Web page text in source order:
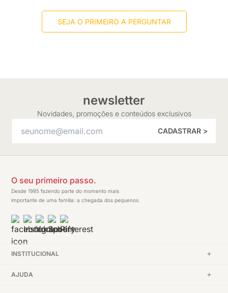
SEJA O PRIMEIRO A PERGUNTAR
newsletter
Novidades, promoções e conteúdos exclusivos
CADASTRAR >
O seu primeiro passo.
Desde 1985 fazendo parte do momento mais
importante de uma família: a chegada dos pequenos.
INSTITUCIONAL
AJUDA